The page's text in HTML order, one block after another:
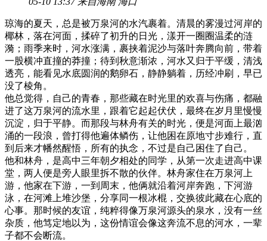
琼海的夏天，总是被万泉河的水汽裹着。清晨的雾漫过河岸的
椰林，落在河面，揉碎了初升的日光，漾开一圈圈温柔的涟
漪；雨季来时，河水涨满，裹挟着泥沙与落叶奔腾向前，带着
一股横冲直撞的莽撞；待到秋意渐浓，河水又归于平缓，清浅
透亮，能看见水底圆润的鹅卵石，静静躺着，历经冲刷，早已
没了棱角。
他总觉得，自己的青春，那些藏在时光里的欢喜与伤痛，都融
进了这万泉河的流水里，跟着它起起伏伏，最终在岁月里慢慢
沉淀，归于平静。而那段与林舟有关的时光，便是河面上最汹
涌的一段浪，曾打得他遍体鳞伤，让他困在原地寸步难行，直
到后来才幡然醒悟，所有的执念，不过是自己困住了自己。
他和林舟，是高中三年朝夕相处的同学，从第一次走进高中课
堂，两人便是旁人眼里拆不散的伙伴。林舟家住在万泉河上
游，他家在下游，一到周末，他俩就沿着河岸奔跑，下河游
泳，在河滩上堆沙堡，分享同一根冰棍，交换彼此藏在心底的
心事。那时候的友谊，纯粹得像万泉河源头的泉水，没有一丝
杂质，他笃定地以为，这份情谊会像这奔流不息的河水，一辈
子都不会断流。